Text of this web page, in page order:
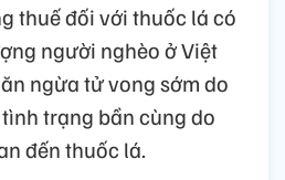
thuế đối với thuốc lá có
người nghèo ở Việt
ngừa tử vong sớm do
trạng bần cùng do
đến thuốc lá.